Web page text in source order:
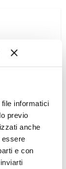
informatici
previo
anche
e con